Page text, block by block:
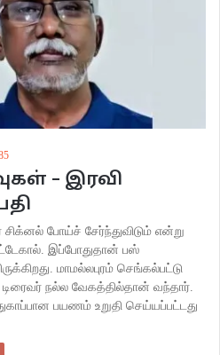
– இரவி
போய்ச் சேர்ந்துவிடும் என்று
இப்போதுதான் பஸ்
மாமல்லபுரம் செங்கல்பட்டு
டிரைவர் நல்ல வேகத்தில்தான் வந்தார்.
பயணம் உறுதி செய்யப்பட்டது